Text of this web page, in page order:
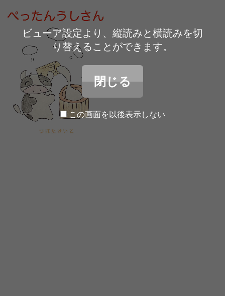
ビューア設定より、縦読みと横読みを切
り替えることができます。
閉じる
この画面を以後表示しない